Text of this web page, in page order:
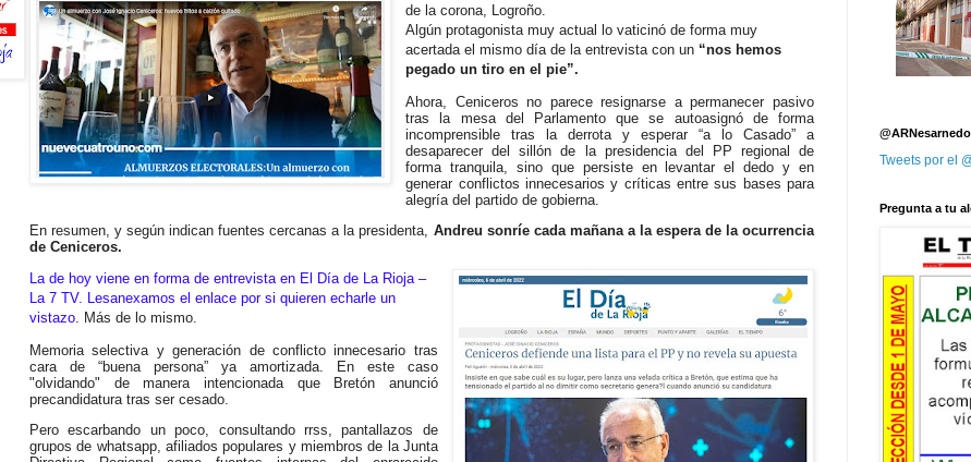
de la corona, Logroño.
Algún protagonista muy actual lo vaticinó de forma muy
acertada el mismo día de la entrevista con un “nos hemos
pegado un tiro en el pie”.
Ahora, Ceniceros no parece resignarse a permanecer pasivo
tras la mesa del Parlamento que se autoasignó de forma
incomprensible tras la derrota y esperar “a lo Casado” a
desaparecer del sillón de la presidencia del PP regional de
forma tranquila, sino que persiste en levantar el dedo y en
generar conflictos innecesarios y críticas entre sus bases para
alegría del partido de gobierna.
En resumen, y según indican fuentes cercanas a la presidenta, Andreu sonríe cada mañana a la espera de la ocurrencia
de Ceniceros.
La de hoy viene en forma de entrevista en El Día de La Rioja –
La 7 TV. Lesanexamos el enlace por si quieren echarle un
vistazo. Más de lo mismo.
Memoria selectiva y generación de conflicto innecesario tras
cara de “buena persona” ya amortizada. En este caso
"olvidando" de manera intencionada que Bretón anunció
precandidatura tras ser cesado.
Pero escarbando un poco, consultando rrss, pantallazos de
grupos de whatsapp, afiliados populares y miembros de la Junta
@ARNesarnedo
Tweets por el
Pregunta a tu